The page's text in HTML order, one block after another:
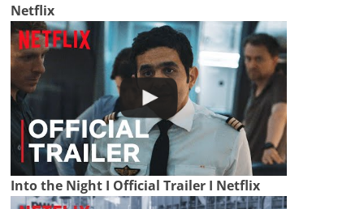
Netflix
Into the Night I Official Trailer I Netflix